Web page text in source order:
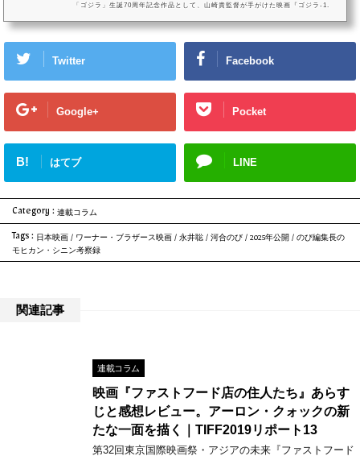
「ゴジラ」生誕70周年記念作品として、山崎貴監督が手がけた映画『ゴジラ-1.
た「ゴジラへの敬礼」の意味についてクローズアップ。海神作戦（...
Twitter Facebook
Google+ Pocket
B! はてブ LINE
Category : 連載コラム
Tags : 日本映画 / ワーナー・ブラザース映画 / 永井聡 / 河合のび / 2025年公開 / のび編集長の
モヒカン・シニン考察録
関連記事
連載コラム
映画『ファストフード店の住人たち』あらす
じと感想レビュー。アーロン・クォックの新
たな一面を描く｜TIFF2019リポート13
第32回東京国際映画祭・アジアの未来『ファストフード